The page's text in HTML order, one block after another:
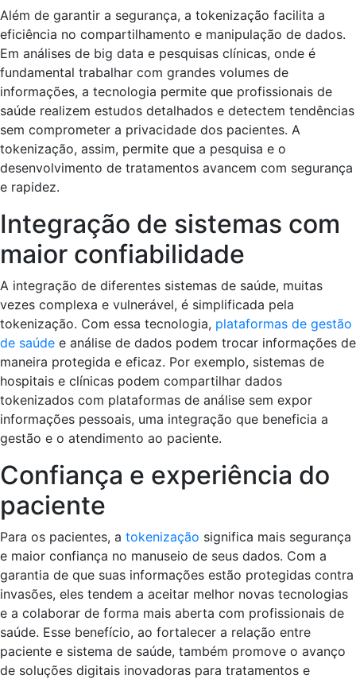
Além de garantir a segurança, a tokenização facilita a
eficiência no compartilhamento e manipulação de dados.
Em análises de big data e pesquisas clínicas, onde é
fundamental trabalhar com grandes volumes de
informações, a tecnologia permite que profissionais de
saúde realizem estudos detalhados e detectem tendências
sem comprometer a privacidade dos pacientes. A
tokenização, assim, permite que a pesquisa e o
desenvolvimento de tratamentos avancem com segurança
e rapidez.
Integração de sistemas com
maior confiabilidade
A integração de diferentes sistemas de saúde, muitas
vezes complexa e vulnerável, é simplificada pela
tokenização. Com essa tecnologia, plataformas de gestão
de saúde e análise de dados podem trocar informações de
maneira protegida e eficaz. Por exemplo, sistemas de
hospitais e clínicas podem compartilhar dados
tokenizados com plataformas de análise sem expor
informações pessoais, uma integração que beneficia a
gestão e o atendimento ao paciente.
Confiança e experiência do
paciente
Para os pacientes, a tokenização significa mais segurança
e maior confiança no manuseio de seus dados. Com a
garantia de que suas informações estão protegidas contra
invasões, eles tendem a aceitar melhor novas tecnologias
e a colaborar de forma mais aberta com profissionais de
saúde. Esse benefício, ao fortalecer a relação entre
paciente e sistema de saúde, também promove o avanço
de soluções digitais inovadoras para tratamentos e